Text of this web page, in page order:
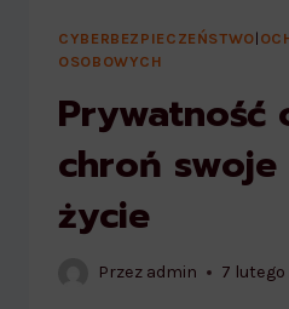
CYBERBEZPIECZEŃSTWO|
OSOBOWYCH
Prywatność
chroń
życie
Przez admin 7 lutego